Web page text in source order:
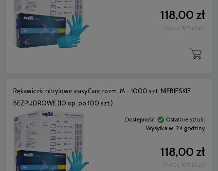
118,00 zł
(netto: 109,26 zł )
Rękawiczki nitrylowe easyCare rozm. M - 1000 szt. NIEBIESKIE
BEZPUDROWE (10 op. po 100 szt.)
Dostępność:
Ostatnie sztuki
Wysyłka w: 24 godziny
118,00 zł
(netto: 109,26 zł )